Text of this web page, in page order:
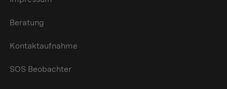
Beratung
Kontaktaufnahme
SOS Beobachter